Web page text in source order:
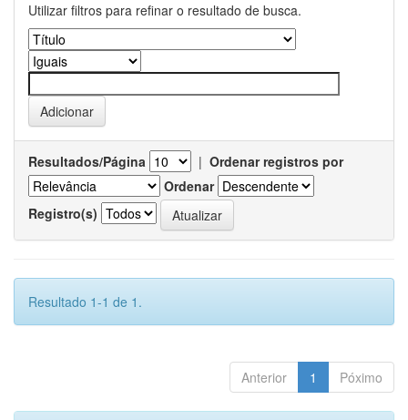
Utilizar filtros para refinar o resultado de busca.
Resultados/Página | Ordenar registros por
Ordenar
Registro(s)
Resultado 1-1 de 1.
Anterior 1 Póximo